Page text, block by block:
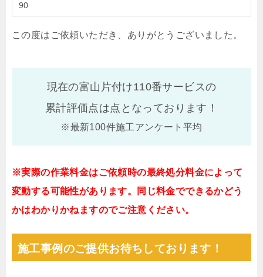
90
この度はご依頼いただき、ありがとうございました。
現在の富山片付け110番サービスの
累計評価点は点となっております！
※最新100件施工アンケート平均
※実際の作業料金はご依頼時の最終処分料金によって
変動する可能性があります。同じ料金でできるかどう
かはわかりかねますのでご注意ください。
施工事例のご提供お待ちしております！